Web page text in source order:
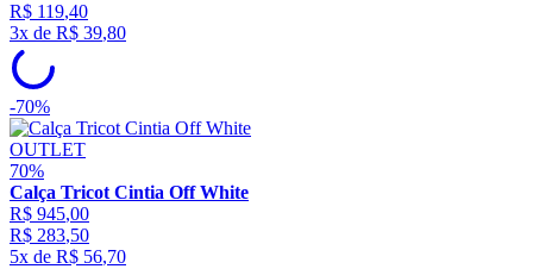
R$ 119,40
3x de R$ 39,80
-70%
OUTLET
70%
Calça Tricot Cintia Off White
R$ 945,00
R$ 283,50
5x de R$ 56,70